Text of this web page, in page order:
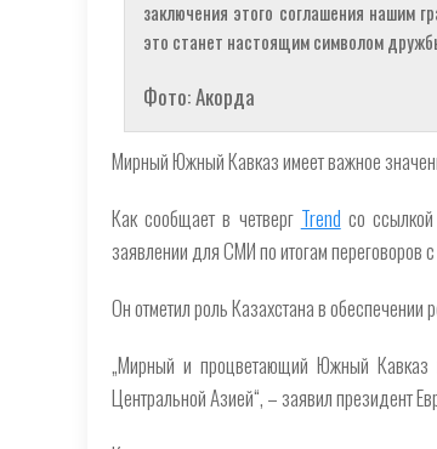
заключения этого соглашения нашим
это станет настоящим символом
Фото: Акорда
Мирный Южный Кавказ имеет важное
Как сообщает в четверг Trend со
заявлении для СМИ по итогам
Он отметил роль Казахстана в обеспечении
„Мирный и процветающий Южный Кавказ
Центральной Азией“, – заявил президент